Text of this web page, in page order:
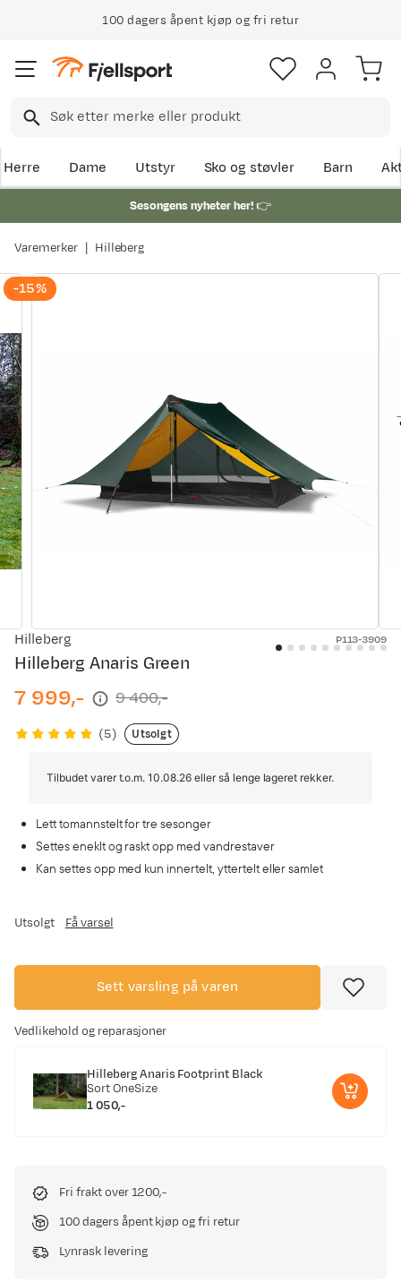
100 dagers åpent kjøp og fri retur
Herre Dame Utstyr Sko og støvler Barn
Sesongens nyheter her!👉
Varemerker Hilleberg
-15%
Hilleberg P113-3909
Hilleberg Anaris Green
discounted
price
7 999,-
original
price
9 400,-
(5) Utsolgt
Tilbudet varer t.o.m. 10.08.26 eller så lenge lageret rekker.
Lett tomannstelt for tre sesonger
Settes eneklt og raskt opp med vandrestaver
Kan settes opp med kun innertelt, yttertelt eller samlet
Utsolgt Få varsel
Sett varsling på varen
Vedlikehold og reparasjoner
Hilleberg Anaris Footprint Black
SortOneSize
price
1 050,-
Fri frakt over 1200,-
100 dagers åpent kjøp og fri retur
Lynrask levering